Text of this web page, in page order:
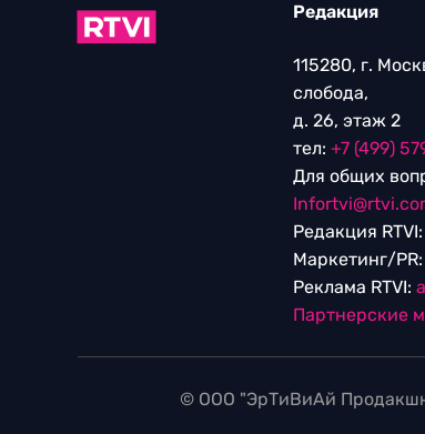
Редакция
115280, г.
слобода,
д. 26, этаж 2
тел: +7 (499)
Для общих
Редакция RTVI:
Маркетинг/PR:
Реклама RTVI:
Партнерские
© ООО "ЭрТиВиАй